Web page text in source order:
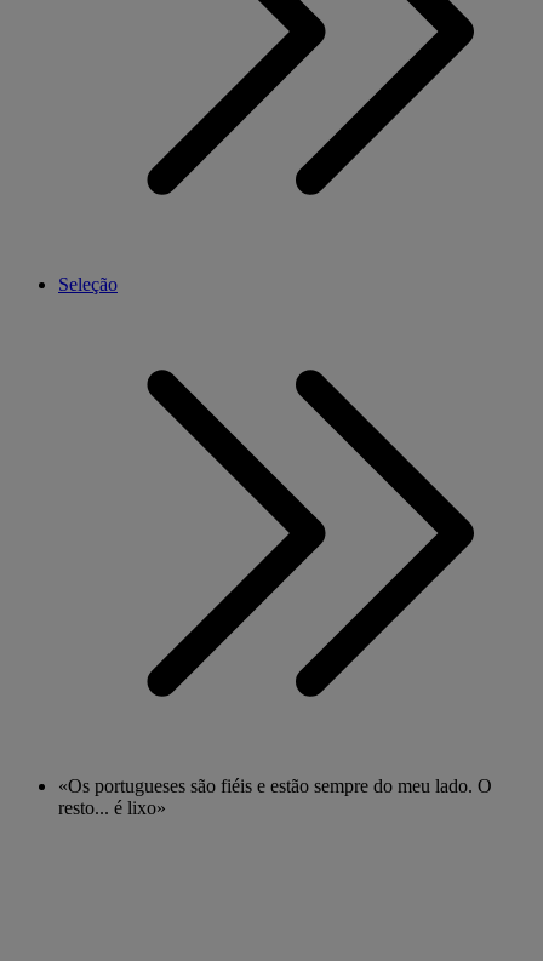
Seleção
«Os portugueses são fiéis e estão sempre do meu lado. O
resto... é lixo»